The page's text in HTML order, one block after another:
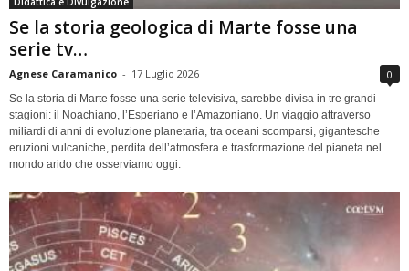
Se la storia geologica di Marte fosse una
serie tv…
Agnese Caramanico - 17 Luglio 2026 0
Se la storia di Marte fosse una serie televisiva, sarebbe divisa in tre grandi
stagioni: il Noachiano, l’Esperiano e l’Amazoniano. Un viaggio attraverso
miliardi di anni di evoluzione planetaria, tra oceani scomparsi, gigantesche
eruzioni vulcaniche, perdita dell’atmosfera e trasformazione del pianeta nel
mondo arido che osserviamo oggi.